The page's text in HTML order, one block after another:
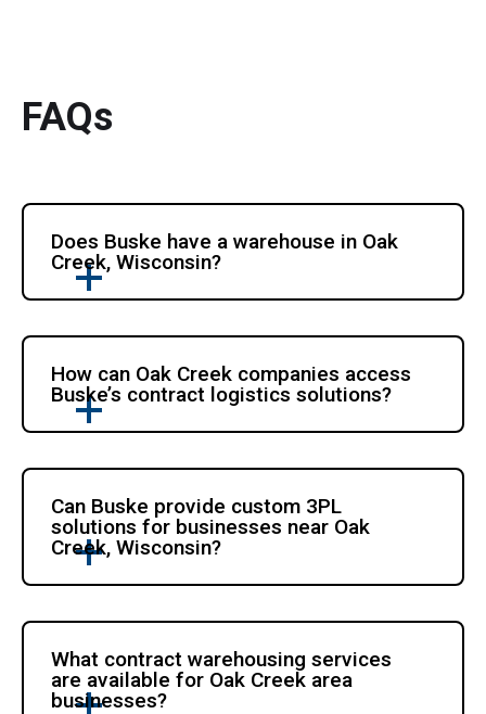
FAQs
Does Buske have a warehouse in Oak
Creek, Wisconsin?
How can Oak Creek companies access
Buske’s contract logistics solutions?
Can Buske provide custom 3PL
solutions for businesses near Oak
Creek, Wisconsin?
What contract warehousing services
are available for Oak Creek area
businesses?